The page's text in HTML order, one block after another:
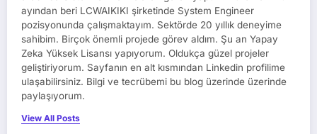
ayından beri LCWAIKIKI şirketinde System Engineer
pozisyonunda çalışmaktayım. Sektörde 20 yıllık deneyime
sahibim. Birçok önemli projede görev aldım. Şu an Yapay
Zeka Yüksek Lisansı yapıyorum. Oldukça güzel projeler
geliştiriyorum. Sayfanın en alt kısmından Linkedin profilime
ulaşabilirsiniz. Bilgi ve tecrübemi bu blog üzerinde üzerinde
paylaşıyorum.
View All Posts